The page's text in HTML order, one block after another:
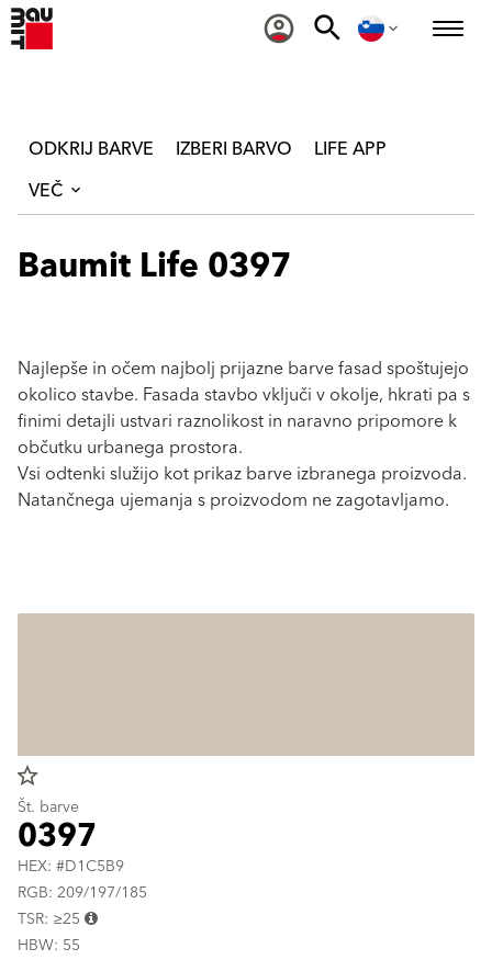
ODKRIJ BARVE IZBERI BARVO
LIFE APP
VEČ
Baumit Life 0397
Najlepše in očem najbolj prijazne barve fasad spoštujejo
okolico stavbe. Fasada stavbo vključi v okolje, hkrati pa s
finimi detajli ustvari raznolikost in naravno pripomore k
občutku urbanega prostora.
Vsi odtenki služijo kot prikaz barve izbranega proizvoda.
Natančnega ujemanja s proizvodom ne zagotavljamo.
star_border
Št. barve
0397
HEX: #D1C5B9
RGB: 209/197/185
TSR: ≥25
HBW: 55